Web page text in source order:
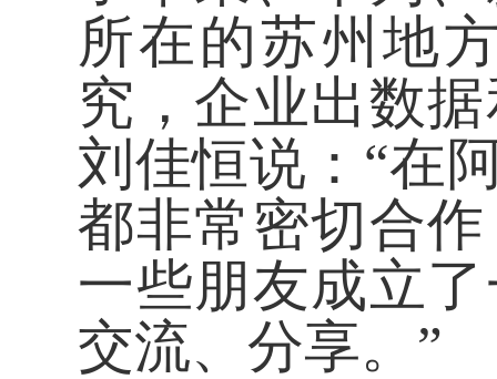
所在的苏州地
究，企业出数
刘佳恒说：“在
都非常密切合
一些朋友成立
交流、分享。”